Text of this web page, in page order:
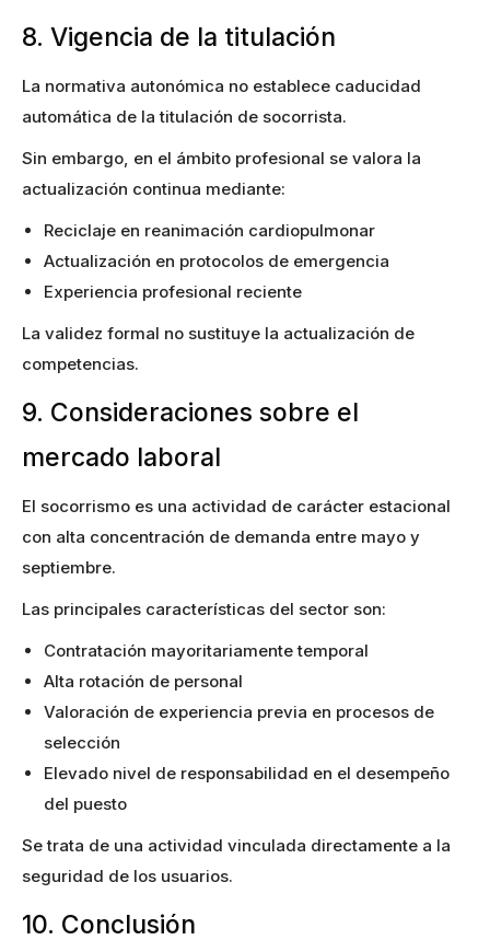
8. Vigencia de la titulación
La normativa autonómica no establece caducidad
automática de la titulación de socorrista.
Sin embargo, en el ámbito profesional se valora la
actualización continua mediante:
Reciclaje en reanimación cardiopulmonar
Actualización en protocolos de emergencia
Experiencia profesional reciente
La validez formal no sustituye la actualización de
competencias.
9. Consideraciones sobre el
mercado laboral
El socorrismo es una actividad de carácter estacional
con alta concentración de demanda entre mayo y
septiembre.
Las principales características del sector son:
Contratación mayoritariamente temporal
Alta rotación de personal
Valoración de experiencia previa en procesos de
selección
Elevado nivel de responsabilidad en el desempeño
del puesto
Se trata de una actividad vinculada directamente a la
seguridad de los usuarios.
10. Conclusión